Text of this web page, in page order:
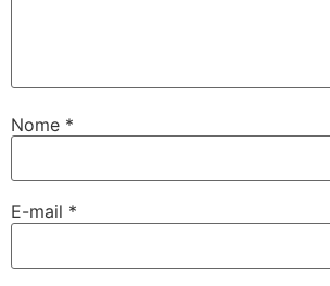
Nome *
E-mail *